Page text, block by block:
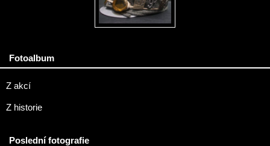
Fotoalbum
Z akcí
Z historie
Poslední fotografie